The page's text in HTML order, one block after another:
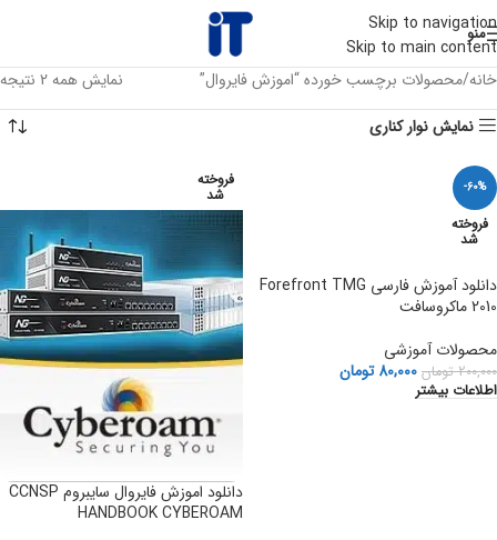
Skip to navigation
Skip to main content
منو
خانه محصولات برچسب خورده “اموزش فایروال”
نمایش همه 2 نتیجه
نمایش نوار کناری
-60%
فروخته
شد
دانلود آموزش فارسی Forefront TMG
2010 ماکروسافت
محصولات آموزشی
200,000 تومان 80,000 تومان
اطلاعات بیشتر
فروخته
شد
دانلود اموزش فایروال سایبروم CCNSP
HANDBOOK CYBEROAM